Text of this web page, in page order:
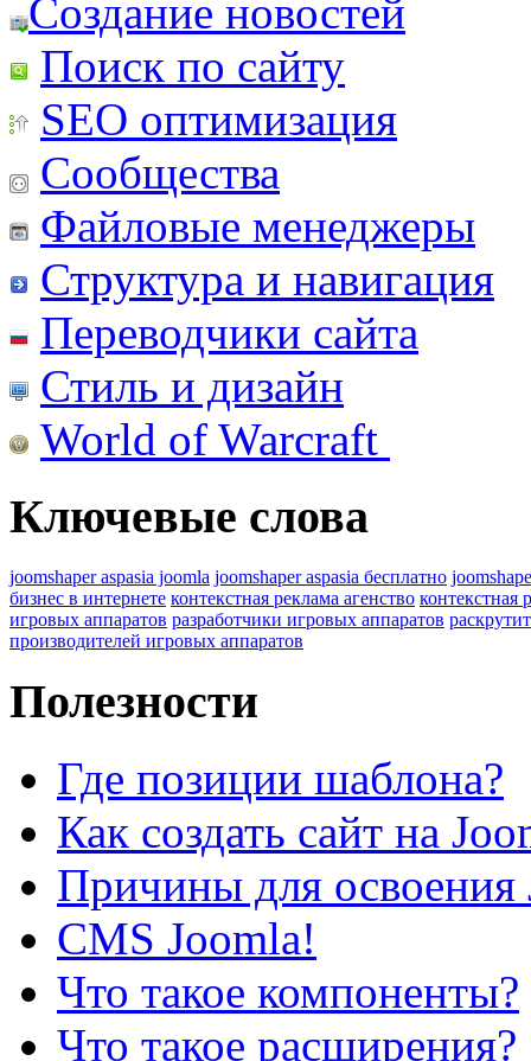
Создание новостей
Поиск по сайту
SEO оптимизация
Сообщества
Файловые менеджеры
Структура и навигация
Переводчики сайта
Стиль и дизайн
World of Warcraft
Ключевые слова
joomshaper aspasia joomla joomshaper aspasia бесплатно
бизнес в интернете контекстная реклама агенство контекстная
игровых аппаратов разработчики игровых аппаратов
производителей игровых аппаратов
Полезности
Где позиции шаблона?
Как создать сайт на
Причины для освоения
CMS Joomla!
Что такое компоненты?
Что такое расширения?